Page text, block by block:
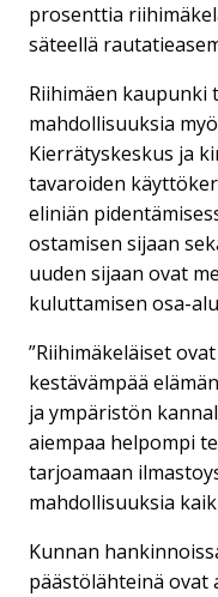
prosenttia
säteellä
Riihimäen kaupunki
mahdollisuuksia
Kierrätyskeskus ja
tavaroiden
eliniän
ostamisen sijaan
uuden sijaan ovat
kuluttamisen osa-
”Riihimäkeläiset
kestävämpää
ja ympäristön
aiempaa helpompi
tarjoamaan
mahdollisuuksia
Kunnan
päästölähteinä ovat